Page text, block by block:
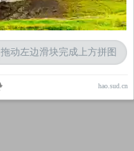
拖动左边滑块完成上方拼图
hao.sud.cn